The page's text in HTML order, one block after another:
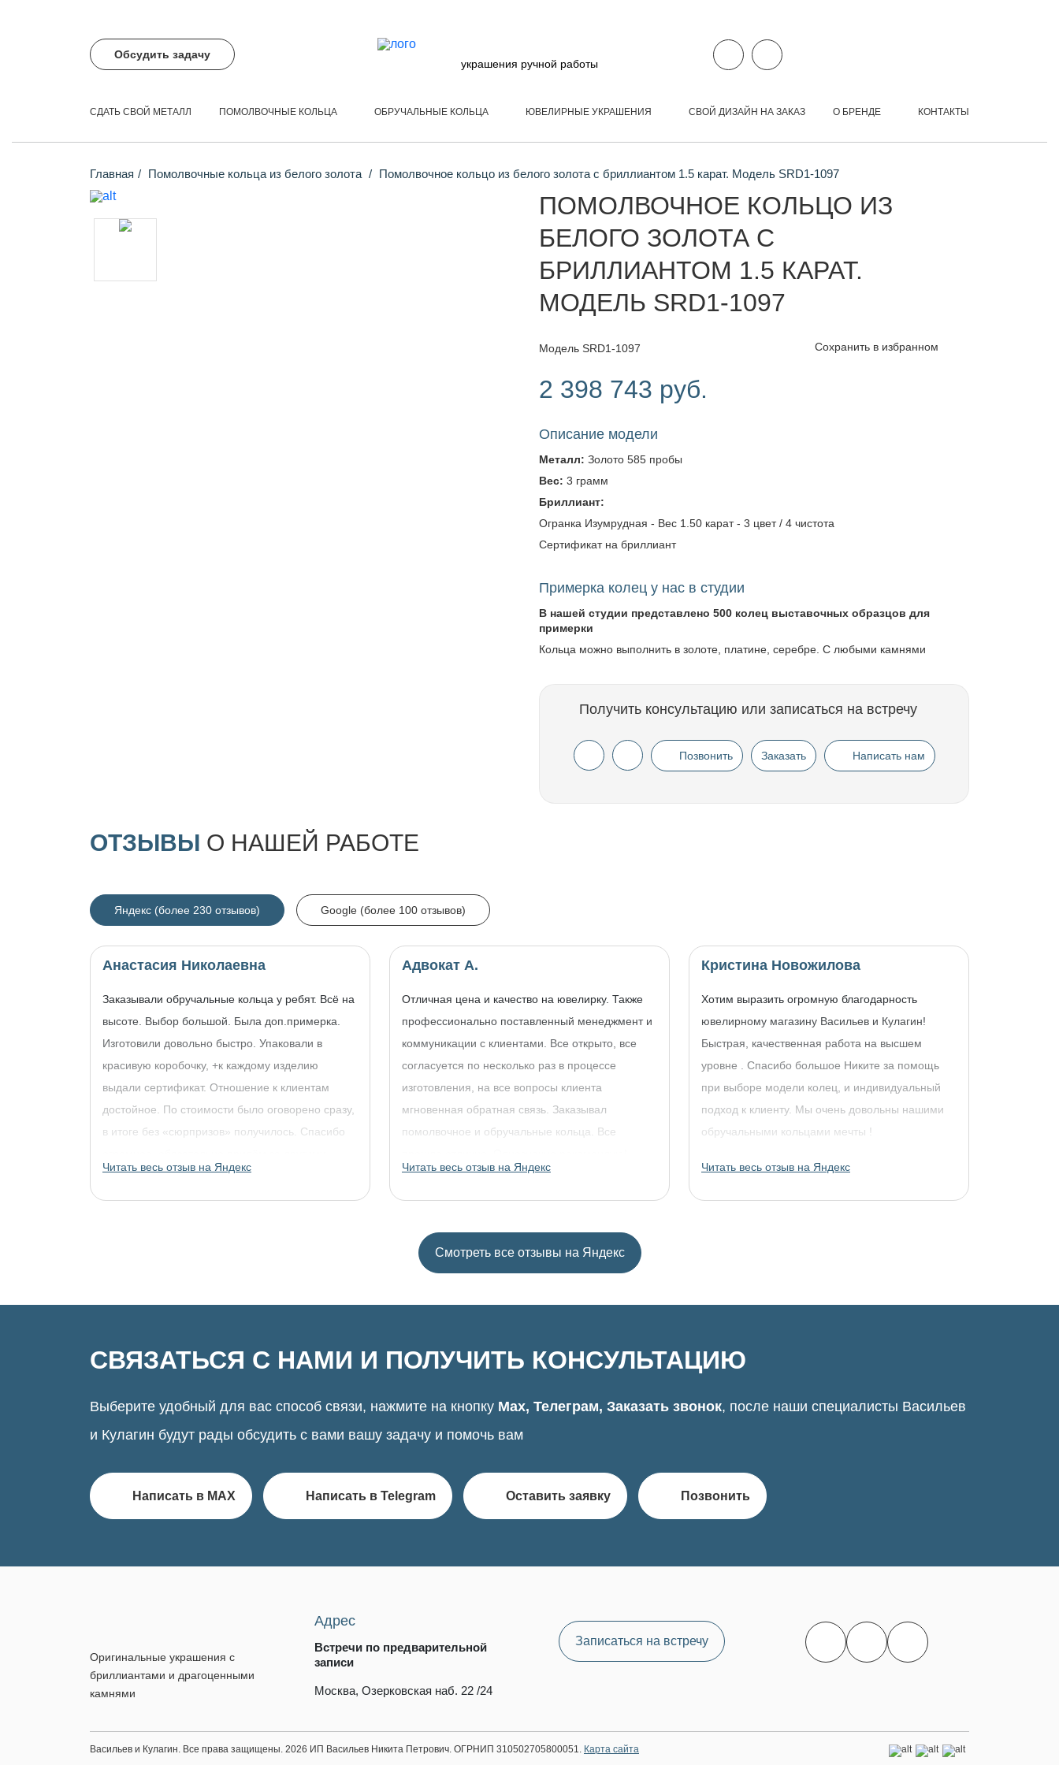
Обсудить задачу
украшения ручной работы
СДАТЬ СВОЙ МЕТАЛЛ ПОМОЛВОЧНЫЕ КОЛЬЦА ОБРУЧАЛЬНЫЕ КОЛЬЦА ЮВЕЛИРНЫЕ УКРАШЕНИЯ СВОЙ ДИЗАЙН НА ЗАКАЗ О БРЕНДЕ КОНТАКТЫ
Главная Помолвочные кольца из белого золота Помолвочное кольцо из белого золота с бриллиантом 1.5 карат. Модель SRD1-1097
ПОМОЛВОЧНОЕ КОЛЬЦО ИЗ
БЕЛОГО ЗОЛОТА С
БРИЛЛИАНТОМ 1.5 КАРАТ.
МОДЕЛЬ SRD1-1097
Модель SRD1-1097 Сохранить в избранном
2 398 743 руб.
Описание модели
Металл: Золото 585 пробы
Вес: 3 грамм
Бриллиант:
Огранка Изумрудная - Вес 1.50 карат - 3 цвет / 4 чистота
Сертификат на бриллиант
Примерка колец у нас в студии
В нашей студии представлено 500 колец выставочных образцов для
примерки
Кольца можно выполнить в золоте, платине, серебре. С любыми камнями
Получить консультацию или записаться на встречу
Позвонить Заказать Написать нам
ОТЗЫВЫ О НАШЕЙ РАБОТЕ
Яндекс (более 230 отзывов) Google (более 100 отзывов)
Анастасия Николаевна
Заказывали обручальные кольца у ребят. Всё на
высоте. Выбор большой. Была доп.примерка.
Изготовили довольно быстро. Упаковали в
красивую коробочку, +к каждому изделию
выдали сертификат. Отношение к клиентам
достойное. По стоимости было оговорено сразу,
в итоге без «сюрпризов» получилось. Спасибо
украшениями!
Читать весь отзыв на Яндекс
Адвокат А.
Отличная цена и качество на ювелирку. Также
профессионально поставленный менеджмент и
коммуникации с клиентами. Все открыто, все
согласуется по несколько раз в процессе
изготовления, на все вопросы клиента
мгновенная обратная связь. Заказывал
помолвочное и обручальные кольца. Все
Читать весь отзыв на Яндекс
Кристина Новожилова
Хотим выразить огромную благодарность
ювелирному магазину Васильев и Кулагин!
Быстрая, качественная работа на высшем
уровне . Спасибо большое Никите за помощь
при выборе модели колец, и индивидуальный
подход к клиенту. Мы очень довольны нашими
обручальными кольцами мечты !
Читать весь отзыв на Яндекс
Смотреть все отзывы на Яндекс
СВЯЗАТЬСЯ С НАМИ И ПОЛУЧИТЬ КОНСУЛЬТАЦИЮ
Выберите удобный для вас способ связи, нажмите на кнопку Max, Телеграм, Заказать звонок, после наши специалисты Васильев
и Кулагин будут рады обсудить с вами вашу задачу и помочь вам
Написать в MAX Написать в Telegram Оставить заявку Позвонить
Оригинальные украшения с
бриллиантами и драгоценными
камнями
Адрес
Встречи по предварительной
записи
Москва, Озерковская наб. 22 /24
Записаться на встречу
Васильев и Кулагин. Все права защищены. 2026 ИП Васильев Никита Петрович. ОГРНИП 310502705800051. Карта сайта